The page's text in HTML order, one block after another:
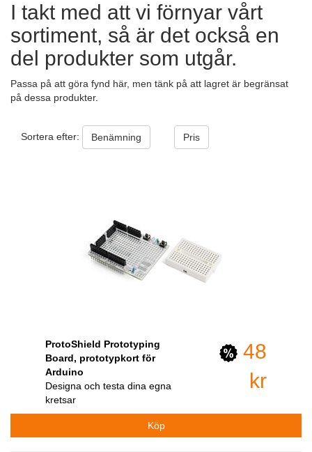
I takt med att vi förnyar vårt
sortiment, så är det också en
del produkter som utgår.
Passa på att göra fynd här, men tänk på att lagret är begränsat
på dessa produkter.
Sortera efter: Benämning Pris
ProtoShield Prototyping
Board, prototypkort för
Arduino
Designa och testa dina egna
kretsar
48
kr